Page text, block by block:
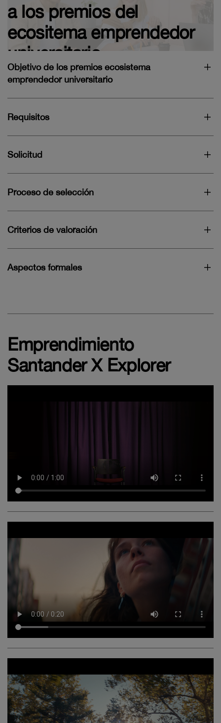
a los premios del
ecositema emprendedor
universitario
Objetivo de los premios ecosistema
emprendedor universitario
Requisitos
Solicitud
Proceso de selección
Criterios de valoración
Aspectos formales
Emprendimiento
Santander X Explorer